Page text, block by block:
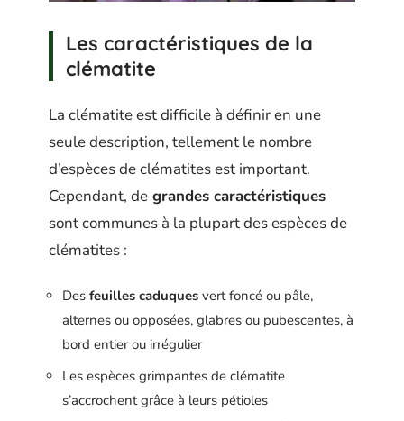
Les caractéristiques de la
clématite
La clématite est difficile à définir en une
seule description, tellement le nombre
d’espèces de clématites est important.
Cependant, de grandes caractéristiques
sont communes à la plupart des espèces de
clématites :
Des feuilles caduques vert foncé ou pâle,
alternes ou opposées, glabres ou pubescentes, à
bord entier ou irrégulier
Les espèces grimpantes de clématite
s’accrochent grâce à leurs pétioles